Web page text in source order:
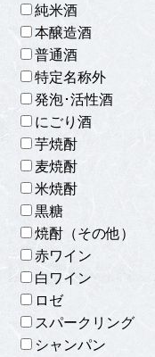
純米酒
本醸造酒
普通酒
特定名称外
発泡･活性酒
にごり酒
芋焼酎
麦焼酎
米焼酎
黒糖
焼酎（その他）
赤ワイン
白ワイン
ロゼ
スパークリング
シャンパン